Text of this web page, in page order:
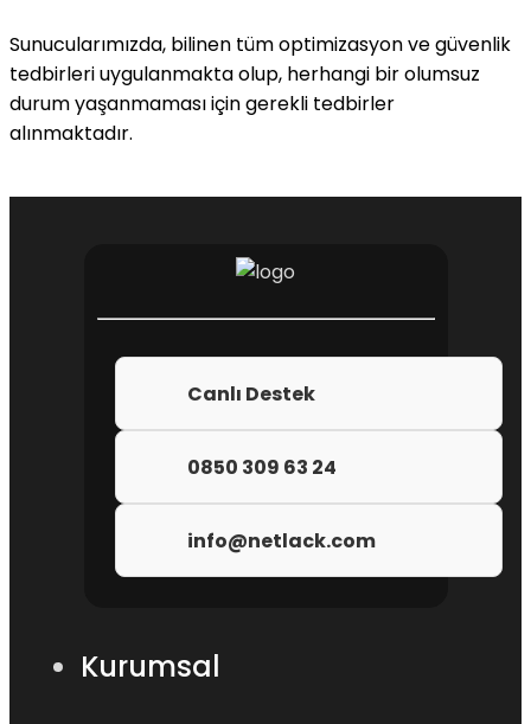
Sunucularımızda, bilinen tüm optimizasyon ve güvenlik
tedbirleri uygulanmakta olup, herhangi bir olumsuz
durum yaşanmaması için gerekli tedbirler
alınmaktadır.
Canlı Destek
0850 309 63 24
info@netlack.com
Kurumsal